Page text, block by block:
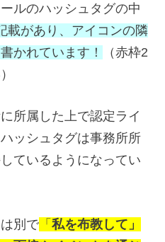
ルのハッシュタグの中
載があり、アイコンの隣
かれています！
（赤枠2
所属した上で認定ライ
ッシュタグは事務所所
ているようになってい
別で 「 私を布教して」